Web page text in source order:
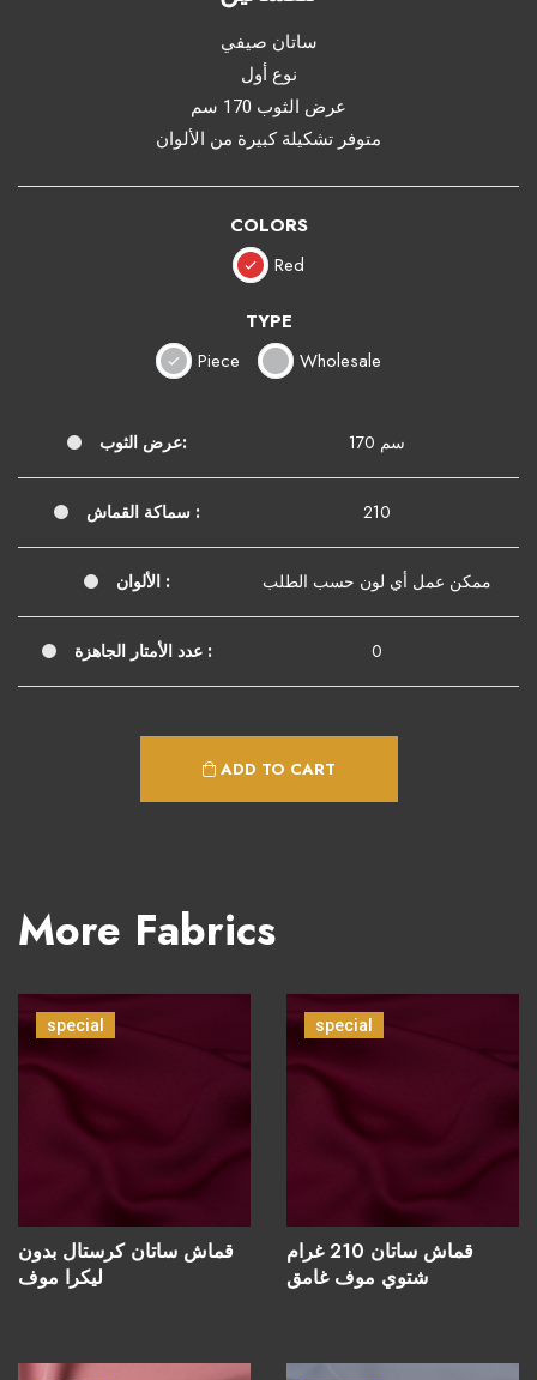
ساتان صيفي
نوع أول
عرض الثوب 170 سم
متوفر تشكيلة كبيرة من الألوان
COLORS
Red
TYPE
Piece
Wholesale
عرض الثوب: 170 سم
سماكة القماش : 210
الألوان : ممكن عمل أي لون حسب الطلب
عدد الأمتار الجاهزة : 0
ADD TO CART
More Fabrics
special
قماش ساتان كرستال بدون
ليكرا موف
special
قماش ساتان 210 غرام
شتوي موف غامق